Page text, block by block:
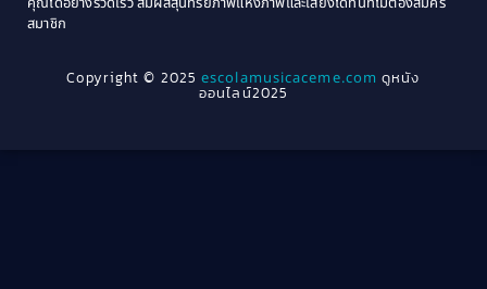
Crime อาชญากรรม(78)
Cult Film(4)
1940
สมาชิก
Copyright © 2025escolamusicaceme.com ดูหนัง
ออนไลน์2025